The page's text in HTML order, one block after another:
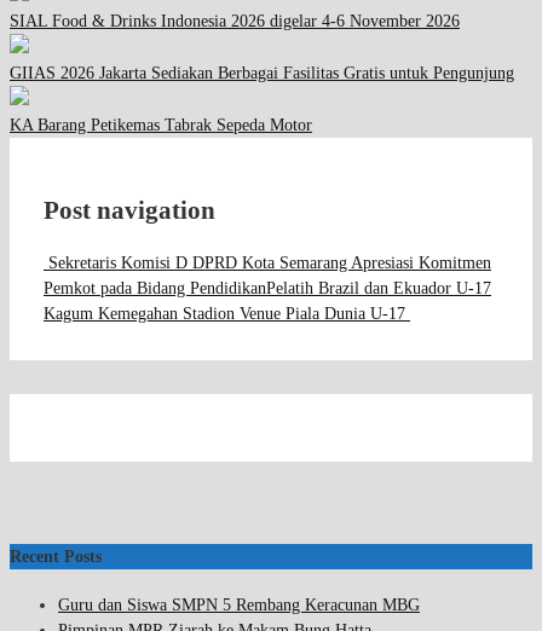
SIAL Food & Drinks Indonesia 2026 digelar 4-6 November 2026
GIIAS 2026 Jakarta Sediakan Berbagai Fasilitas Gratis untuk Pengunjung
KA Barang Petikemas Tabrak Sepeda Motor
Post navigation
Sekretaris Komisi D DPRD Kota Semarang Apresiasi Komitmen
Pemkot pada Bidang PendidikanPelatih Brazil dan Ekuador U-17
Kagum Kemegahan Stadion Venue Piala Dunia U-17
Recent Posts
Guru dan Siswa SMPN 5 Rembang Keracunan MBG